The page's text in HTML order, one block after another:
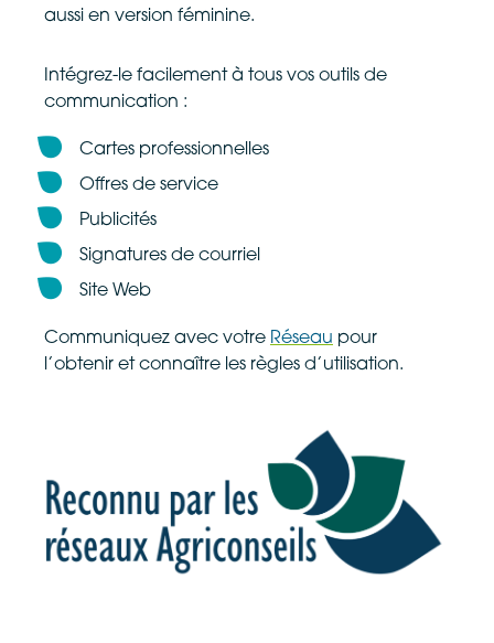
aussi en version féminine.
Intégrez-le facilement à tous vos outils de
communication :
Cartes professionnelles
Offres de service
Publicités
Signatures de courriel
Site Web
Communiquez avec votre Réseau pour
l’obtenir et connaître les règles d’utilisation.